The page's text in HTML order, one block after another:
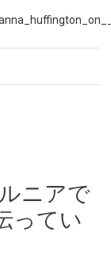
ニアで
ってい